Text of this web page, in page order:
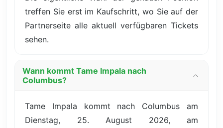
treffen Sie erst im Kaufschritt, wo Sie auf der
Partnerseite alle aktuell verfügbaren Tickets
sehen.
Wann kommt Tame Impala nach
Columbus?
Tame Impala kommt nach Columbus am
Dienstag, 25. August 2026, am